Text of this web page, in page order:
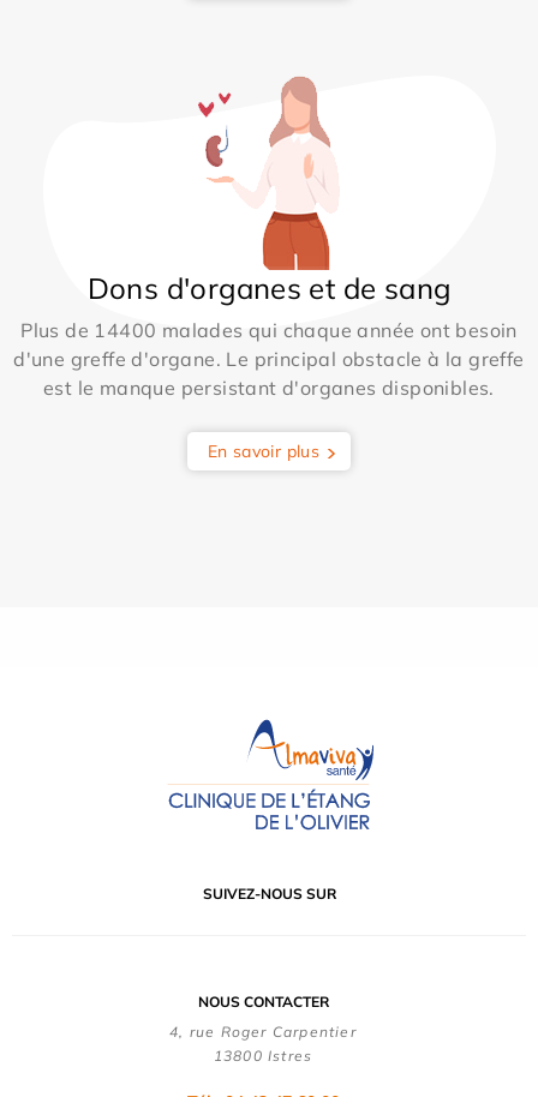
Dons d'organes et de sang
Plus de 14400 malades qui chaque année ont besoin
d'une greffe d'organe. Le principal obstacle à la greffe
est le manque persistant d'organes disponibles.
En savoir plus
SUIVEZ-NOUS SUR
NOUS CONTACTER
4, rue Roger Carpentier
13800 Istres